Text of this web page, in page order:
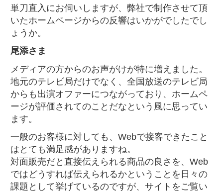
単刀直入にお伺いしますが、弊社で制作させて頂
いたホームページからの反響はいかがでしたでし
ょうか。
尾添さま
メディアの方からのお声がけが特に増えました。
地元のテレビ局だけでなく、全国放送のテレビ局
からも出演オファーにつながっており、ホームペ
ージが評価されてのことだなという風に思ってい
ます。
一般のお客様に対しても、Webで接客できたこと
はとても満足感がありますね。
対面販売だと直接伝えられる商品の良さを、Web
ではどうすれば伝えられるかということを日々の
課題として挙げているのですが、サイトをご覧い